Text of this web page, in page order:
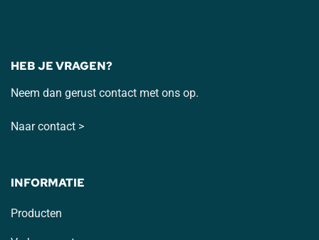
HEB JE VRAGEN?
Neem dan gerust contact met ons op.
Naar contact >
INFORMATIE
Producten